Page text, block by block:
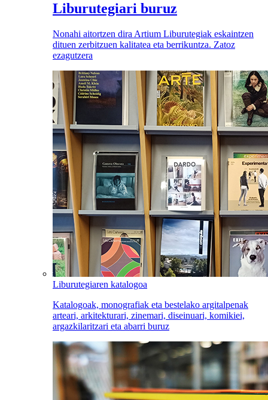
Liburutegiari buruz
Nonahi aitortzen dira Artium Liburutegiak eskaintzen
dituen zerbitzuen kalitatea eta berrikuntza. Zatoz
ezagutzera
Liburutegiaren katalogoa
Katalogoak, monografiak eta bestelako argitalpenak
arteari, arkitekturari, zinemari, diseinuari, komikiei,
argazkilaritzari eta abarri buruz